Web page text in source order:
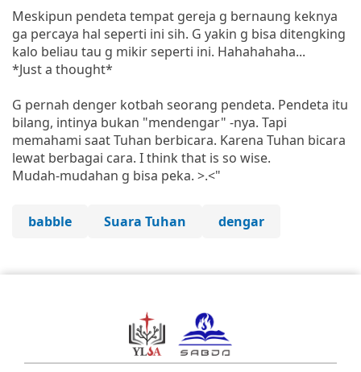
Meskipun pendeta tempat gereja g bernaung keknya
ga percaya hal seperti ini sih. G yakin g bisa ditengking
kalo beliau tau g mikir seperti ini. Hahahahaha...
*Just a thought*
G pernah denger kotbah seorang pendeta. Pendeta itu
bilang, intinya bukan "mendengar" -nya. Tapi
memahami saat Tuhan berbicara. Karena Tuhan bicara
lewat berbagai cara. I think that is so wise.
Mudah-mudahan g bisa peka. >.<"
babble Suara Tuhan dengar